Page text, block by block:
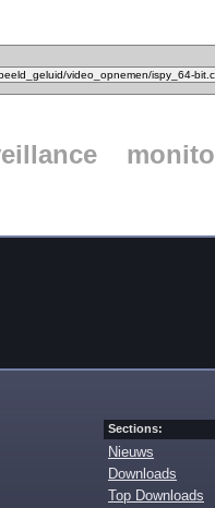
Sections:
Nieuws
Downloads
Top Downloads